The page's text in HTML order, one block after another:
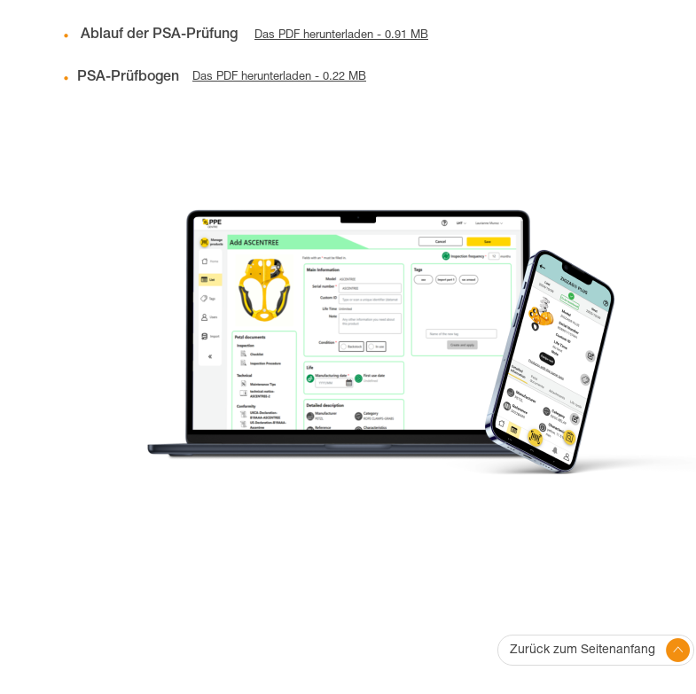
Ablauf der PSA-Prüfung Das PDF herunterladen - 0.91 MB
PSA-Prüfbogen Das PDF herunterladen - 0.22 MB
Zurück zum Seitenanfang